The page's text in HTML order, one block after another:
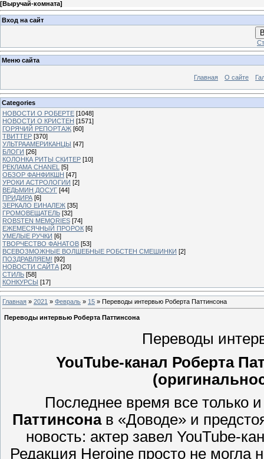
[Выручай-комната]
Вход на сайт
Меню сайта
Главная О сайте
Categories
НОВОСТИ О РОБЕРТЕ [1048]
НОВОСТИ О КРИСТЕН [1571]
ГОРЯЧИЙ РЕПОРТАЖ [60]
ТВИТТЕР [370]
УЛЬТРААМЕРИКАНЦЫ [47]
БЛОГИ [26]
КОЛОНКА РИТЫ СКИТЕР [10]
РЕКЛАМА CHANEL [5]
ОБЗОР ФАНФИКШН [47]
УРОКИ АСТРОЛОГИИ [2]
ВЕДЬМИН ДОСУГ [44]
ПРИДИРА [6]
ЗЕРКАЛО ЕИНАЛЕЖ [35]
ГРОМОВЕЩАТЕЛЬ [32]
ROBSTEN MEMORIES [74]
ЕЖЕМЕСЯЧНЫЙ ПРОРОК [6]
УМЕЛЫЕ РУЧКИ [6]
ТВОРЧЕСТВО ФАНАТОВ [53]
ВСЕВОЗМОЖНЫЕ ВОЛШЕБНЫЕ РОБСТЕН СМЕШИНКИ [2]
ПОЗДРАВЛЯЕМ! [92]
НОВОСТИ САЙТА [20]
СТИЛЬ [58]
КОНКУРСЫ [17]
Главная » 2021 » Февраль » 15 » Переводы интервью Роберта Паттинсона
Переводы интервью Роберта Паттинсона
Переводы
YouTube-канал Роберта
Последнее время все только
Паттинсонав «Доводе» и
новость: актер завел YouTube-
Редакция Heroine просто не могла